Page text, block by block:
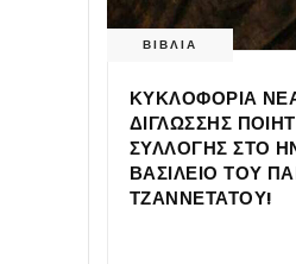
ΒΙΒΛΙΑ
ΚΥΚΛΟΦΟΡΙΑ
ΔΙΓΛΩΣΣΗΣ
ΣΥΛΛΟΓΗΣ ΣΤΟ
ΒΑΣΙΛΕΙΟ ΤΟΥ
ΤΖΑΝΝΕΤΑΤΟΥ!